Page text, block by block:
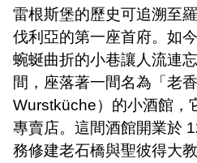
雷根斯堡的歷史可追溯至
伐利亞的第一座首府。如
蜿蜒曲折的小巷讓人流連
間，座落著一間名為「老
Wurstküche）的小酒館，
專賣店。這間酒館開業於
務修建老石橋與聖彼得大